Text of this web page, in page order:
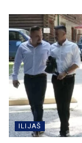
ILIJAŠ